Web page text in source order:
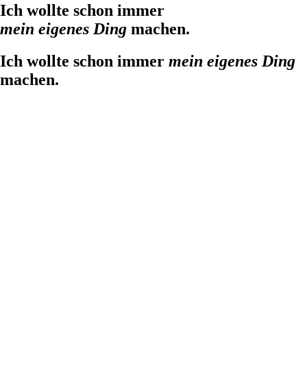
Ich wollte schon immer
mein eigenes Ding machen.
Ich wollte schon immer mein eigenes Ding
machen.